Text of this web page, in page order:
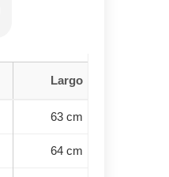
Largo
63 cm
64 cm